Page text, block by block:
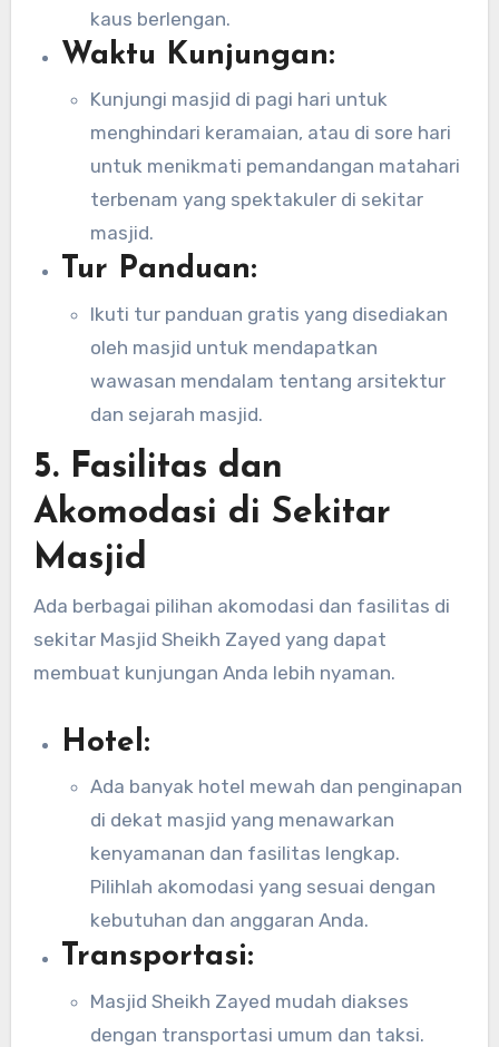
kaus berlengan.
Waktu Kunjungan:
Kunjungi masjid di pagi hari untuk
menghindari keramaian, atau di sore hari
untuk menikmati pemandangan matahari
terbenam yang spektakuler di sekitar
masjid.
Tur Panduan:
Ikuti tur panduan gratis yang disediakan
oleh masjid untuk mendapatkan
wawasan mendalam tentang arsitektur
dan sejarah masjid.
5. Fasilitas dan
Akomodasi di Sekitar
Masjid
Ada berbagai pilihan akomodasi dan fasilitas di
sekitar Masjid Sheikh Zayed yang dapat
membuat kunjungan Anda lebih nyaman.
Hotel:
Ada banyak hotel mewah dan penginapan
di dekat masjid yang menawarkan
kenyamanan dan fasilitas lengkap.
Pilihlah akomodasi yang sesuai dengan
kebutuhan dan anggaran Anda.
Transportasi:
Masjid Sheikh Zayed mudah diakses
dengan transportasi umum dan taksi.